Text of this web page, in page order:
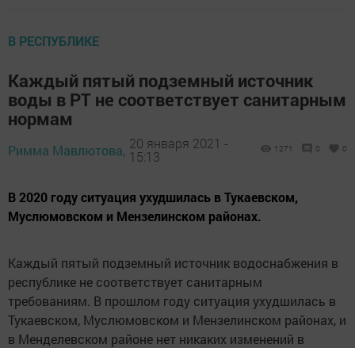
В РЕСПУБЛИКЕ
Каждый пятый подземный источник
воды в РТ не соответствует санитарным
нормам
Римма Мавлютова, 20 января 2021 -
15:13
1271 0 0
В 2020 году ситуация ухудшилась в Тукаевском,
Муслюмовском и Мензелинском районах.
Каждый пятый подземный источник водоснабжения в
республике не соответствует санитарным
требованиям. В прошлом году ситуация ухудшилась в
Тукаевском, Муслюмовском и Мензелинском районах, и
в Менделевском районе нет никаких изменений в